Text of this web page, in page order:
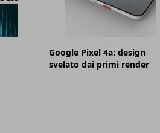
Google Pixel 4a: design
svelato dai primi render